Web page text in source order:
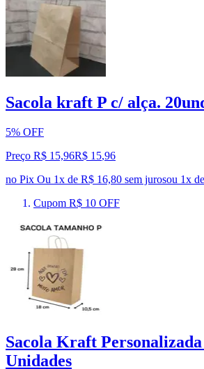
Sacola kraft P c/ alça.
5% OFF
Preço R$ 15,96R$ 15,96
no Pix Ou 1x de R$ 16,80 sem jurosou 1x de
Cupom R$ 10 OFF
Sacola Kraft
Unidades